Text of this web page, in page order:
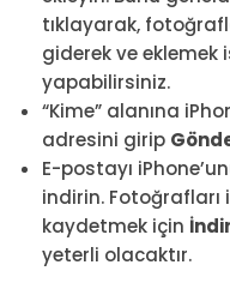
tıklayarak,
giderek ve
yapabilirsiniz.
“Kime” alanına
adresini girip
E-postayı
indirin. Fotoğrafları
kaydetmek için İndir
yeterli olacaktır.